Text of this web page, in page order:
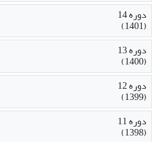
دوره 14
(1401)
دوره 13
(1400)
دوره 12
(1399)
دوره 11
(1398)